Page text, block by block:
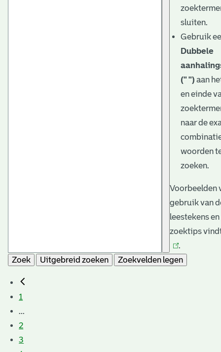
sluiten.
Gebruik
Dubbele
(" ") aan
en einde
naar de
woorden
zoeken.
Voorbeelden
gebruik van
leestekens
zoektips
.
Zoek
Uitgebreid zoeken Zoekvelden legen
1
...
2
3